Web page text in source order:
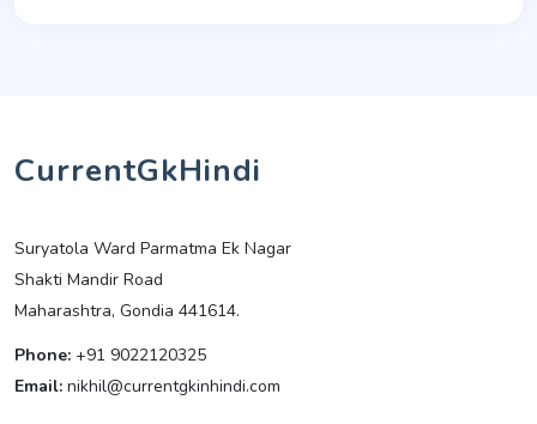
CurrentGkHindi
Suryatola Ward Parmatma Ek Nagar
Shakti Mandir Road
Maharashtra, Gondia 441614.
Phone: +91 9022120325
Email: nikhil@currentgkinhindi.com